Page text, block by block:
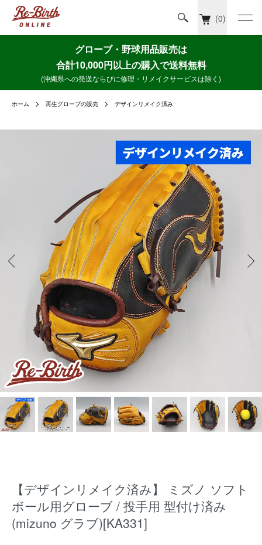
(0)
グローブ・野球用品販売は
合計10,000円以上の購入で送料無料
(沖縄県への発送ならびに修理・リメイクサービスは除く)
ホーム 再生グローブの販売 デザインリメイク済み
【デザインリメイク済み】 ミズノ ソフト
ボール用グローブ / 投手用 型付け済み
(mizuno グラブ)[KA331]